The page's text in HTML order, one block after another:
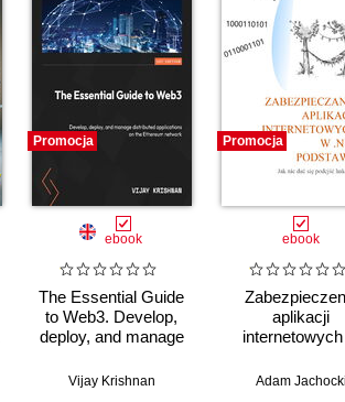
Promocja
ebook
The Essential Guide
to Web3. Develop,
deploy, and manage
applications on the
Vijay Krishnan
Promocja
ebook
aplikacji
Adam Jachocki